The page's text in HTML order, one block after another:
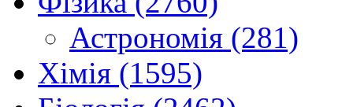
Астрономія (281)
Хімія (1595)